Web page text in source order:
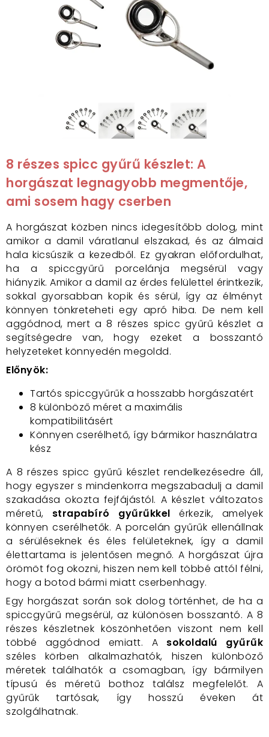
8 részes spicc gyűrű készlet: A
horgászat legnagyobb megmentője,
ami sosem hagy cserben
A horgászat közben nincs idegesítőbb dolog, mint
amikor a damil váratlanul elszakad, és az álmaid
hala kicsúszik a kezedből. Ez gyakran előfordulhat,
ha a spiccgyűrű porcelánja megsérül vagy
hiányzik. Amikor a damil az érdes felülettel érintkezik,
sokkal gyorsabban kopik és sérül, így az élményt
könnyen tönkreteheti egy apró hiba. De nem kell
aggódnod, mert a 8 részes spicc gyűrű készlet a
segítségedre van, hogy ezeket a bosszantó
helyzeteket könnyedén megoldd.
Előnyök:
Tartós spiccgyűrűk a hosszabb horgászatért
8 különböző méret a maximális
kompatibilitásért
Könnyen cserélhető, így bármikor használatra
kész
A 8 részes spicc gyűrű készlet rendelkezésedre áll,
hogy egyszer s mindenkorra megszabadulj a damil
szakadása okozta fejfájástól. A készlet változatos
méretű, strapabíró gyűrűkkel érkezik, amelyek
könnyen cserélhetők. A porcelán gyűrűk ellenállnak
a sérüléseknek és éles felületeknek, így a damil
élettartama is jelentősen megnő. A horgászat újra
örömöt fog okozni, hiszen nem kell többé attól félni,
hogy a botod bármi miatt cserbenhagy.
Egy horgászat során sok dolog történhet, de ha a
spiccgyűrű megsérül, az különösen bosszantó. A 8
részes készletnek köszönhetően viszont nem kell
többé aggódnod emiatt. A sokoldalú gyűrűk
széles körben alkalmazhatók, hiszen különböző
méretek találhatók a csomagban, így bármilyen
típusú és méretű bothoz találsz megfelelőt. A
gyűrűk tartósak, így hosszú éveken át
szolgálhatnak.